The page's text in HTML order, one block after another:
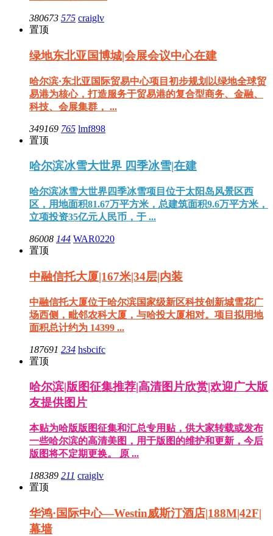
380673 575 craiglv
置顶
绿地东北亚国博城|会展会议中心在建
哈尔滨·东北亚国际贸易中心项目初步规划以绿地全球贸
易港为核心，打造服务于贸易港的复合型商务、金融、
科技、会展集群， ...
349169 765 lmf898
置顶
哈尔滨冰雪大世界 四季冰雪|在建
哈尔滨冰雪大世界四季冰雪项目位于太阳岛风景区西
区，用地面积81.67万平方米，总建筑面积9.6万平方米，
立项投资35亿元人民币，于 ...
86008 144 WAR0220
置顶
中融信托大厦|167米|34层|内装
中融信托大厦位于哈尔滨国家级新区科技创新城雪花广
场西侧，毗邻农科大厦，与哈投大厦相对。项目拟用地
面积总计约为 14399 ...
187691 234 hsbcifc
置顶
哈尔滨|版图征集推荐|高清图片欣赏|欢迎广大版
友提供图片
本贴为哈版版图征集和汇总专用贴，供大家转载或发布
一些哈尔滨的高清美图，用于版图的维护和更新，今后
版图将不定期更换。 原 ...
188389 211 craiglv
置顶
华鸿·国际中心—Westin威斯汀酒店|188M|42F|
幕墙